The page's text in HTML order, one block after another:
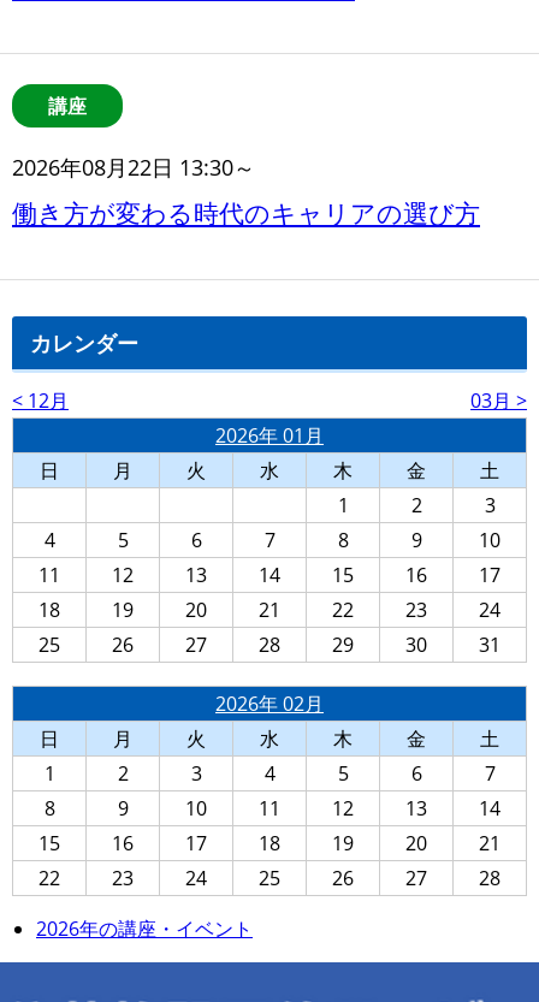
講座
2026年08月22日 13:30～
働き方が変わる時代のキャリアの選び方
カレンダー
< 12月
03月 >
2026年 01月
日
月 火 水 木 金
土
1
2
3
4
5 6 7 8 9
10
11
12 13 14 15 16
17
18
19 20 21 22 23
24
25
26 27 28 29 30 31
2026年 02月
日
月 火 水 木 金
土
1
2 3 4 5 6
7
8
9 10 11 12 13
14
15
16 17 18 19 20
21
22
23 24 25 26 27
28
2026年の講座・イベント